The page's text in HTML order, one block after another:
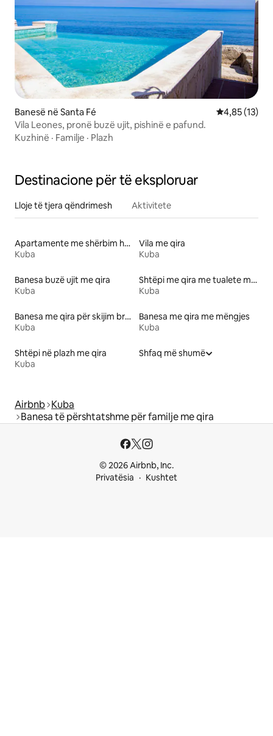
Banesë në Santa Fé Vlerësimi
4,85 (13)
Vila Leones, pronë buzë ujit, pishinë e pafund.
Kuzhinë · Familje · Plazh
Destinacione për të eksploruar
Lloje të tjera qëndrimesh Aktivitete
Apartamente me shërbim hotelerie me qira
Kuba
Vila me qira
Kuba
Banesa buzë ujit me qira
Kuba
Shtëpi me qira me tualete me lartësi të përshtatshme
Kuba
Banesa me qira për skijim brenda/jashtë
Kuba
Banesa me qira me mëngjes
Kuba
Shtëpi në plazh me qira
Kuba
Shfaq më shumë
Airbnb Kuba
Banesa të përshtatshme për familje me qira
© 2026 Airbnb, Inc.
Privatësia
Kushtet